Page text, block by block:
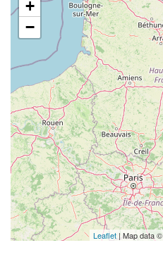
+
−
Leaflet | Map data ©